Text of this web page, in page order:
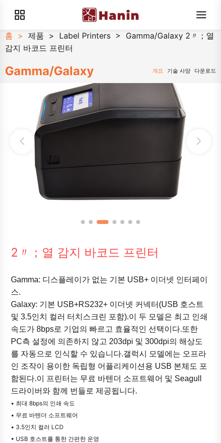
홈 > 제품 > Label Printers >
Gamma/Galaxy 2〃；열
감지 바코드 프린터
Gamma/Galaxy 개요 기술 사양 다운로드
2〃；열 감지 바코드 프린터
Gamma: 디스플레이가 없는 기본 USB+ 이더넷 인터페이
스.
Galaxy: 기본 USB+RS232+ 이더넷 커넥터(USB 호스트
및 3.5인치 컬러 터치스크린 포함).이 두 모델은 최고 인쇄
속도가 8bps로 기업의 빠르고 효율적인 선택이다.또한
PC측 설정에 의존하지 않고 203dpi 및 300dpi의 해상도
를 자동으로 인식할 수 있습니다.갤럭시 모델에는 오프라
인 조작이 용이한 독립형 어플리케이션용 USB 본체도 포
함된다.이 프린터는 무료 바텐더 소프트웨어 및 Seagull
드라이버와 함께 번들로 제공됩니다.
• 최대 8bps의 인쇄 속도
• 무료 바텐더 소프트웨어
• 3.5인치 컬러 LCD
• USB 호스트를 통한 간편한 운영